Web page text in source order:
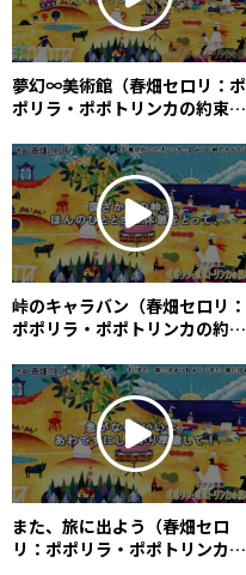
夢幻∞美術館（春畑セロリ：ポ
ポリラ・ポポトリンカの約束） /
Gallery (Céleri Haruhata)
峠のキャラバン（春畑セロリ：
ポポリラ・ポポトリンカの約
Mountain Pass (Céleri
Haruhata)
また、旅に出よう（春畑セロ
リ：ポポリラ・ポポトリンカの